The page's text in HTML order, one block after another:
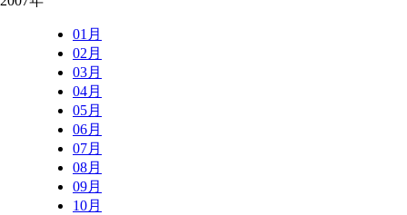
01月
02月
03月
04月
05月
06月
07月
08月
09月
10月